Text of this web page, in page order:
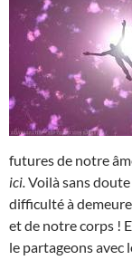
futures de notre
ici. Voilà sans
difficulté à
et de notre corps !
le partageons avec